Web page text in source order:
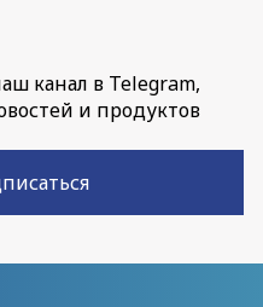
канал в Telegram,
и продуктов